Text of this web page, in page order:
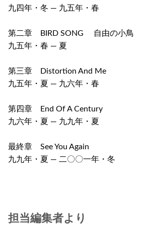
九四年・冬 ― 九五年・春
第二章 BIRD SONG 自由の小鳥
九五年・春 ― 夏
第三章 Distortion And Me
九五年・夏 ― 九六年・春
第四章 End Of A Century
九六年・夏 ― 九九年・夏
最終章 See You Again
九九年・夏 ― 二〇〇一年・冬
担当編集者より